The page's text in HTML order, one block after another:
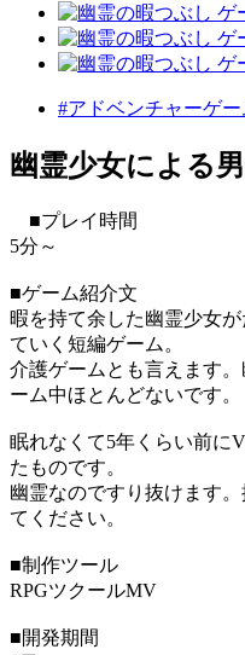
#アドベンチャーゲー
幽霊少女による
■プレイ時間
5分～
■ゲーム紹介文
暇を持て余した幽霊少女
ていく短編ゲーム。
介護ゲームとも言えます
ーム中ほとんどないです。
眠れなくて5年くらい前に
たものです。
幽霊なのですり抜けます
てください。
■制作ツール
RPGツクールMV
■開発期間